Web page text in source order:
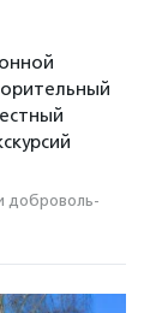
доброволь­